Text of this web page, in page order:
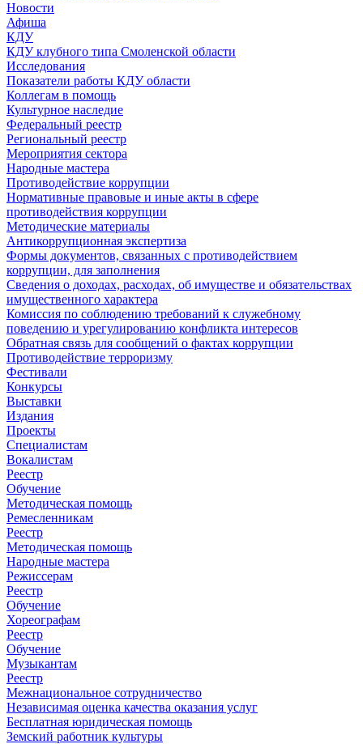
Новости
Афиша
КДУ
КДУ клубного типа Смоленской области
Исследования
Показатели работы КДУ области
Коллегам в помощь
Культурное наследие
Федеральный реестр
Региональный реестр
Мероприятия сектора
Народные мастера
Противодействие коррупции
Нормативные правовые и иные акты в сфере
противодействия коррупции
Методические материалы
Антикоррупционная экспертиза
Формы документов, связанных с противодействием
коррупции, для заполнения
Сведения о доходах, расходах, об имуществе и обязательствах
имущественного характера
Комиссия по соблюдению требований к служебному
поведению и урегулированию конфликта интересов
Обратная связь для сообщений о фактах коррупции
Противодействие терроризму
Фестивали
Конкурсы
Выставки
Издания
Проекты
Специалистам
Вокалистам
Реестр
Обучение
Методическая помощь
Ремесленникам
Реестр
Методическая помощь
Народные мастера
Режиссерам
Реестр
Обучение
Хореографам
Реестр
Обучение
Музыкантам
Реестр
Межнациональное сотрудничество
Независимая оценка качества оказания услуг
Бесплатная юридическая помощь
Земский работник культуры